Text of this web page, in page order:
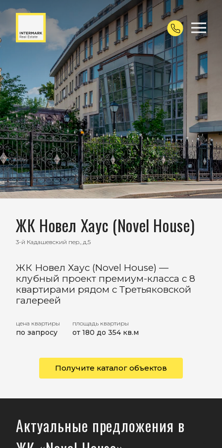
ЖК Новел Хаус (Novel House)
3-й Кадашевский пер., д.5
ЖК Новел Хаус (Novel House) —
клубный проект премиум-класса с 8
квартирами рядом с Третьяковской
галереей
цена квартиры
по запросу
площадь квартиры
от 180 до 354 кв.м
Получите каталог объектов
Актуальные предложения в